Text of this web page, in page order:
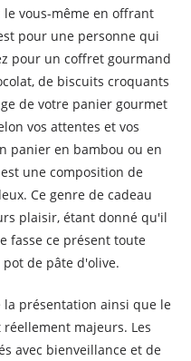
vous-même en offrant
pour une personne qui
pour un coffret gourmand
de biscuits croquants
de votre panier gourmet
vos attentes et vos
panier en bambou ou en
une composition de
Ce genre de cadeau
plaisir, étant donné qu'il
fasse ce présent toute
de pâte d'olive.
présentation ainsi que le
majeurs. Les
avec bienveillance et de